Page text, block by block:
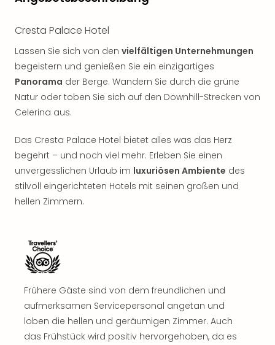
Cresta Palace Hotel
Lassen Sie sich von den vielfältigen Unternehmungen
begeistern und genießen Sie ein einzigartiges
Panorama der Berge. Wandern Sie durch die grüne
Natur oder toben Sie sich auf den Downhill-Strecken von
Celerina aus.
Das Cresta Palace Hotel bietet alles was das Herz
begehrt – und noch viel mehr. Erleben Sie einen
unvergesslichen Urlaub im luxuriösen Ambiente des
stilvoll eingerichteten Hotels mit seinen großen und
hellen Zimmern.
Frühere Gäste sind von dem freundlichen und
aufmerksamen Servicepersonal angetan und
loben die hellen und geräumigen Zimmer. Auch
das Frühstück wird positiv hervorgehoben, da es